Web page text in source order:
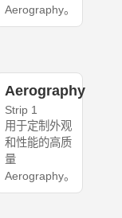
Aerography。
Aerography
Strip 1
用于定制外观
和性能的高质
量
Aerography。